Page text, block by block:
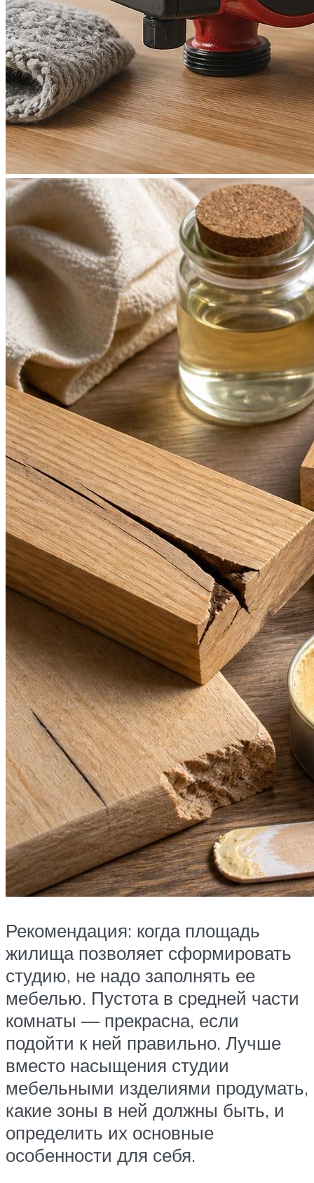
Рекомендация: когда площадь
жилища позволяет сформировать
студию, не надо заполнять ее
мебелью. Пустота в средней части
комнаты — прекрасна, если
подойти к ней правильно. Лучше
вместо насыщения студии
мебельными изделиями продумать,
какие зоны в ней должны быть, и
определить их основные
особенности для себя.